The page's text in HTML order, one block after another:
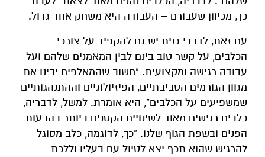
כך, מכיוון שעבורם – העבודה היא משחק אחד גדול.
עם זאת, לדברי גזית יש גם להקפיד על צורכי
הכלבים, על קשר טוב בינם לבין המאמנים שלהם ועל
עבודה רגישה ומקצועית. "חשוב שהמאלפים יבינו את
מגוון הגורמים הסביבתיים, הפיזיולוגיים וההתנהגותיים
שמשפיעים על הכלבים", היא אומרת. למשל, לדבריה,
כלבים רגישים מאוד לשינויים הקטנים ביותר בהבעות
הפנים ובשפת הגוף שלנו. "כך, לדוגמה, כלב מסוגל
להרגיש שהוא תכף יצא לטיול עם בעליו וללכת